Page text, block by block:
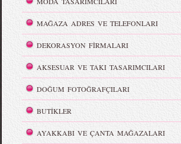
MAĞAZA ADRES VE TELEFONLARI
DEKORASYON FİRMALARI
AKSESUAR VE TAKI TASARIMCILARI
DOĞUM FOTOĞRAFÇILARI
BUTİKLER
AYAKKABI VE ÇANTA MAĞAZALARI